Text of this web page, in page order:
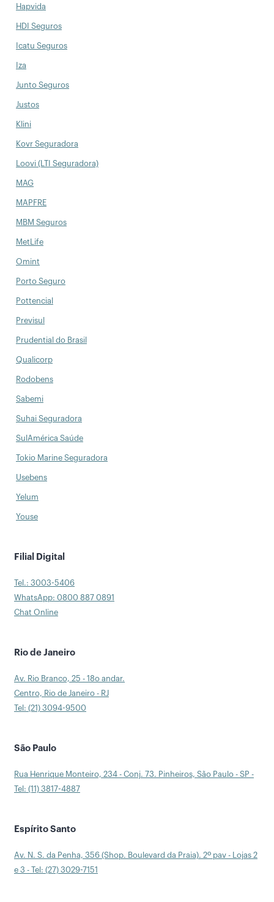
Hapvida
HDI Seguros
Icatu Seguros
Iza
Junto Seguros
Justos
Klini
Kovr Seguradora
Loovi (LTI Seguradora)
MAG
MAPFRE
MBM Seguros
MetLife
Omint
Porto Seguro
Pottencial
Previsul
Prudential do Brasil
Qualicorp
Rodobens
Sabemi
Suhai Seguradora
SulAmérica Saúde
Tokio Marine Seguradora
Usebens
Yelum
Youse
Filial Digital
Tel.: 3003-5406
WhatsApp: 0800 887 0891
Chat Online
Rio de Janeiro
Av. Rio Branco, 25 - 18o andar.
Centro, Rio de Janeiro - RJ
Tel: (21) 3094-9500
São Paulo
Rua Henrique Monteiro, 234 - Conj. 73. Pinheiros, São Paulo - SP -
Tel: (11) 3817-4887
Espírito Santo
Av. N. S. da Penha, 356 (Shop. Boulevard da Praia). 2º pav - Lojas 2
e 3 - Tel: (27) 3029-7151